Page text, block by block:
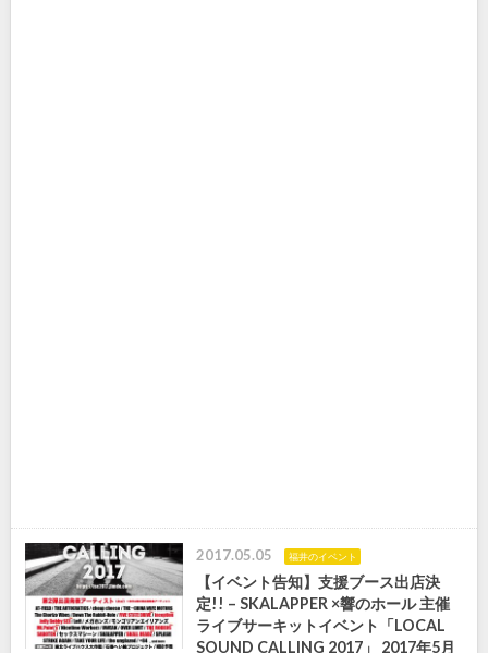
2017.05.05 福井のイベント
【イベント告知】支援ブース出店決
定!! – SKALAPPER ×響のホール 主催
ライブサーキットイベント「LOCAL
SOUND CALLING 2017」 2017年5月